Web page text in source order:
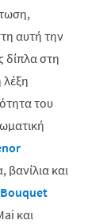
αυτή την
δίπλα στη
λέξη
του
βανίλια και
και